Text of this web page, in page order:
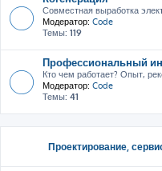
Совместная выработка
Модератор: Code
Темы: 119
Профессиональный
Кто чем работает? Опыт,
Модератор: Code
Темы: 41
Проектирование,